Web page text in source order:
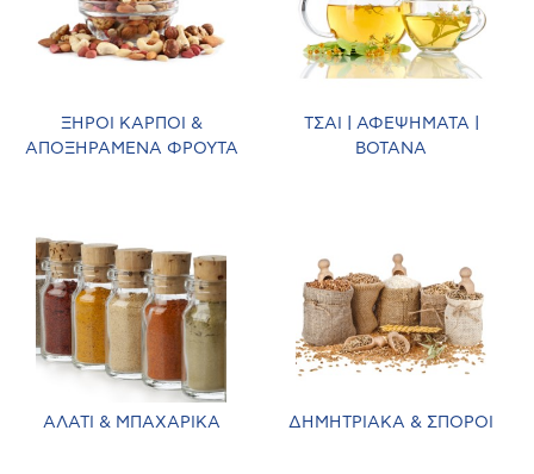
ΞΗΡΟΙ ΚΑΡΠΟΙ &
ΑΠΟΞΗΡΑΜΕΝΑ ΦΡΟΥΤΑ
ΤΣΑΙ | ΑΦΕΨΗΜΑΤΑ |
ΒΟΤΑΝΑ
ΑΛΑΤΙ & ΜΠΑΧΑΡΙΚΑ ΔΗΜΗΤΡΙΑΚΑ & ΣΠΟΡΟΙ